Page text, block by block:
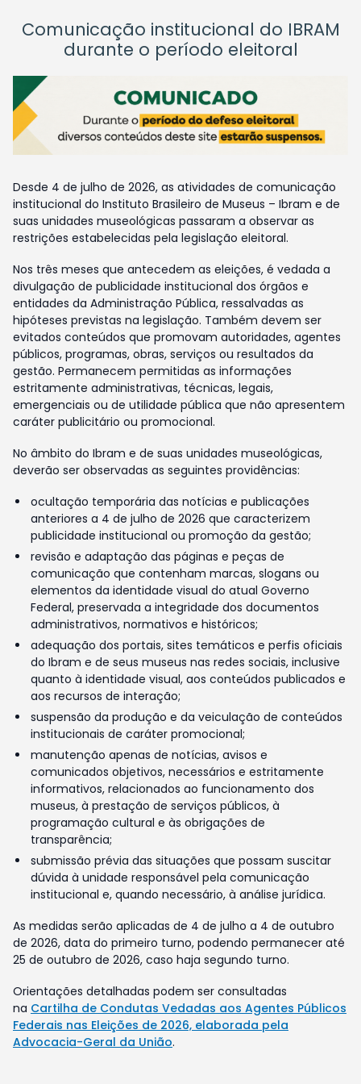
Comunicação institucional do IBRAM
durante o período eleitoral
Desde 4 de julho de 2026, as atividades de comunicação
institucional do Instituto Brasileiro de Museus – Ibram e de
suas unidades museológicas passaram a observar as
restrições estabelecidas pela legislação eleitoral.
Nos três meses que antecedem as eleições, é vedada a
divulgação de publicidade institucional dos órgãos e
entidades da Administração Pública, ressalvadas as
hipóteses previstas na legislação. Também devem ser
evitados conteúdos que promovam autoridades, agentes
públicos, programas, obras, serviços ou resultados da
gestão. Permanecem permitidas as informações
estritamente administrativas, técnicas, legais,
emergenciais ou de utilidade pública que não apresentem
caráter publicitário ou promocional.
No âmbito do Ibram e de suas unidades museológicas,
deverão ser observadas as seguintes providências:
ocultação temporária das notícias e publicações
anteriores a 4 de julho de 2026 que caracterizem
publicidade institucional ou promoção da gestão;
revisão e adaptação das páginas e peças de
comunicação que contenham marcas, slogans ou
elementos da identidade visual do atual Governo
Federal, preservada a integridade dos documentos
administrativos, normativos e históricos;
adequação dos portais, sites temáticos e perfis oficiais
do Ibram e de seus museus nas redes sociais, inclusive
quanto à identidade visual, aos conteúdos publicados e
aos recursos de interação;
suspensão da produção e da veiculação de conteúdos
institucionais de caráter promocional;
manutenção apenas de notícias, avisos e
comunicados objetivos, necessários e estritamente
informativos, relacionados ao funcionamento dos
museus, à prestação de serviços públicos, à
programação cultural e às obrigações de
transparência;
submissão prévia das situações que possam suscitar
dúvida à unidade responsável pela comunicação
institucional e, quando necessário, à análise jurídica.
As medidas serão aplicadas de 4 de julho a 4 de outubro
de 2026, data do primeiro turno, podendo permanecer até
25 de outubro de 2026, caso haja segundo turno.
Orientações detalhadas podem ser consultadas
na Cartilha de Condutas Vedadas aos Agentes Públicos
Federais nas Eleições de 2026, elaborada pela
Advocacia-Geral da União.